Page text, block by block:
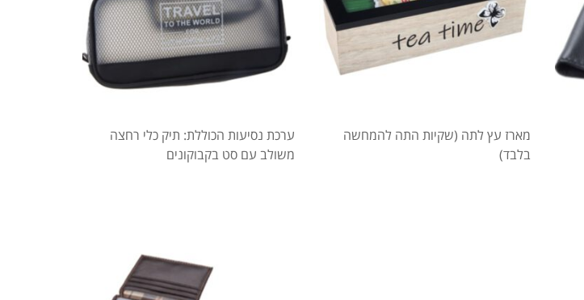
מארז עץ לתה (שקיות התה להמחשה
בלבד)
ערכת נסיעות הכוללת: תיק כלי רחצה
משולב עם סט בקבוקונים